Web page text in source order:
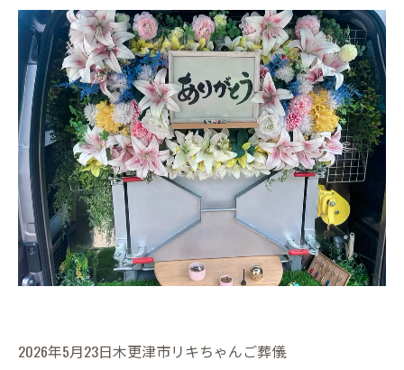
2026年5月23日木更津市リキちゃんご葬儀